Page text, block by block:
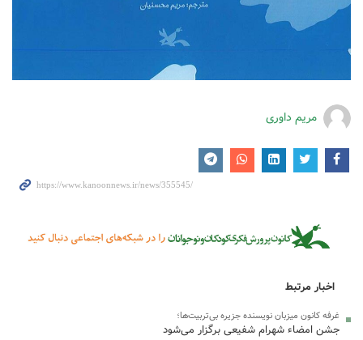
مریم داوری
اخبار مرتبط
غرفه کانون میزبان نویسنده جزیره بی‌تربیت‌ها؛
جشن امضاء شهرام شفیعی برگزار می‌شود